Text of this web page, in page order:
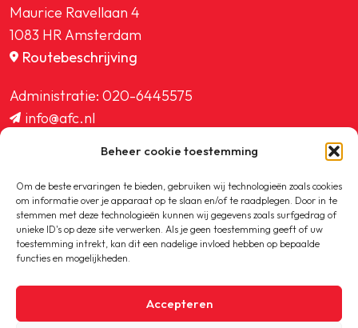
Beheer cookie toestemming
Om de beste ervaringen te bieden, gebruiken wij technologieën zoals cookies
om informatie over je apparaat op te slaan en/of te raadplegen. Door in te
stemmen met deze technologieën kunnen wij gegevens zoals surfgedrag of
unieke ID's op deze site verwerken. Als je geen toestemming geeft of uw
toestemming intrekt, kan dit een nadelige invloed hebben op bepaalde
functies en mogelijkheden.
Accepteren
Maurice Ravellaan 4
1083 HR Amsterdam
Routebeschrijving
Administratie: 020-6445575
info@afc.nl
ledenadministratie@afc.nl
Copyright © 2020-2026 AFC